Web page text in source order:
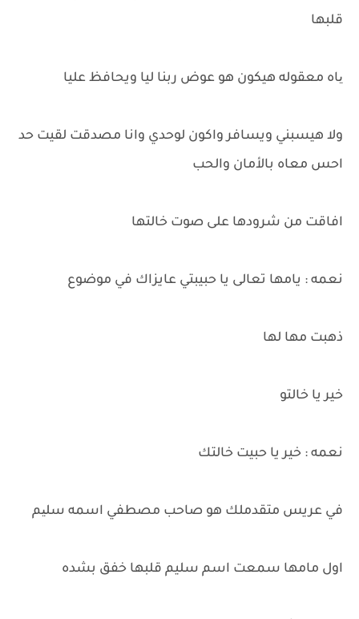
قلبها
یاه معقوله هيكون هو عوض ربنا ليا ويحافظ عليا
ولا هيسبني ويسافر واكون لوحدي وانا مصدقت لقيت حد
احس معاه بالأمان والحب
افاقت من شرودها على صوت خالتها
نعمه : يامها تعالى يا حبيبتي عايزاك في موضوع
ذهبت مها لها
خير يا خالتو
نعمه : خير يا حبيت خالتك
في عريس متقدملك هو صاحب مصطفي اسمه سلیم
اول مامها سمعت اسم سليم قلبها خفق بشده